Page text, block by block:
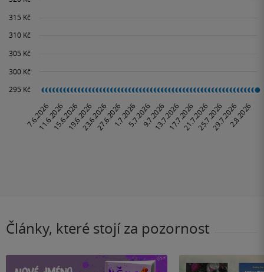
Články, které stojí za pozornost